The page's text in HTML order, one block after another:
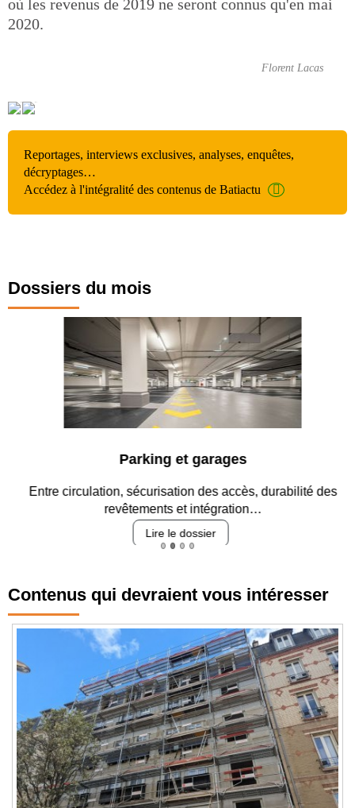
où les revenus de 2019 ne seront connus qu'en mai
2020.
Florent Lacas
Reportages, interviews exclusives, analyses, enquêtes,
décryptages…
Accédez à l'intégralité des contenus de Batiactu
Dossiers du mois
Parking et garages
Entre circulation, sécurisation des accès, durabilité des
revêtements et intégration…
Lire le dossier
Contenus qui devraient vous intéresser